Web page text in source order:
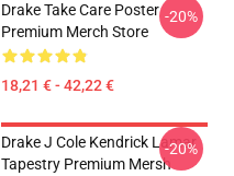
Drake Take Care Poster
Premium Merch Store
18,21 € - 42,22 €
-20%
Drake J Cole Kendrick Lamar
Tapestry Premium Mersh
-20%